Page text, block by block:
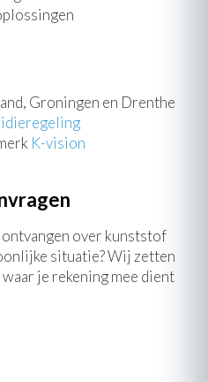
Groningen en Drenthe
K-vision
over kunststof
situatie? Wij zetten
je rekening mee dient